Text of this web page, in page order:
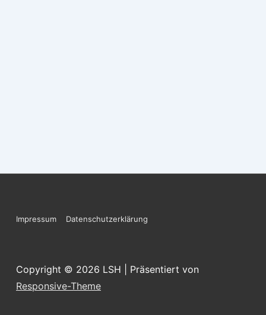
Footer-
Impressum Datenschutzerklärung
Copyright © 2026 LSH
| Präsentiert von
Responsive-Theme